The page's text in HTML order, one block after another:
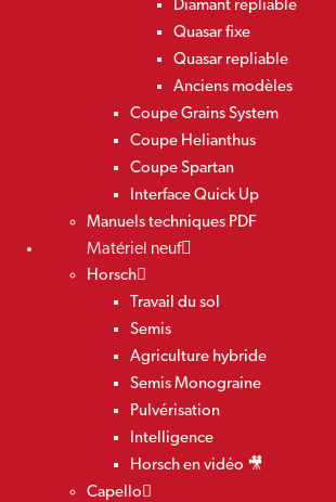
Diamant repliable
Quasar fixe
Quasar repliable
Anciens modèles
Coupe Grains System
Coupe Helianthus
Coupe Spartan
Interface Quick Up
Manuels techniques PDF
Matériel neuf
Horsch
Travail du sol
Semis
Agriculture hybride
Semis Monograine
Pulvérisation
Intelligence
Horsch en vidéo 🎥
Capello